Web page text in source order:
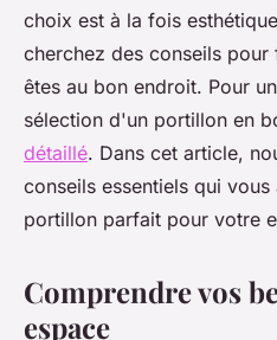
choix est à la fois
cherchez des conseils
êtes au bon endroit. Pour
sélection d'un portillon en
détaillé. Dans cet article,
conseils essentiels qui
portillon parfait pour votre
Comprendre vos
espace